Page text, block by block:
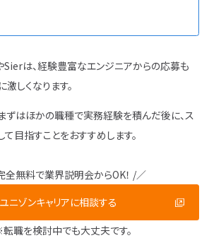
は、経験豊富なエンジニアからの応募も
しくなります。
ずはほかの職種で実務経験を積んだ後に、ス
て目指すことをおすすめします。
全無料で業界説明会からOK！ /／
ユニゾンキャリアに相談する
職を検討中でも大丈夫です。